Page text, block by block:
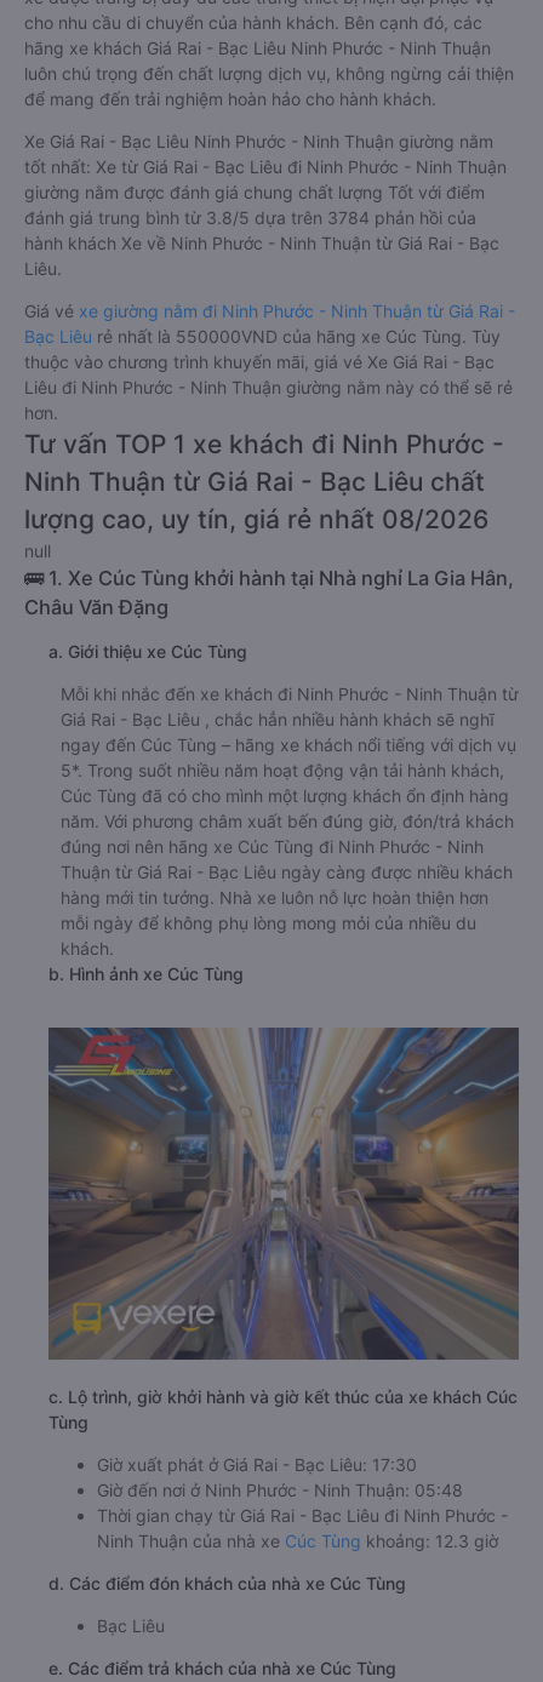
cho nhu cầu di chuyển của hành khách. Bên cạnh đó, các
hãng xe khách Giá Rai - Bạc Liêu Ninh Phước - Ninh Thuận
luôn chú trọng đến chất lượng dịch vụ, không ngừng cải thiện
để mang đến trải nghiệm hoàn hảo cho hành khách.
Xe Giá Rai - Bạc Liêu Ninh Phước - Ninh Thuận giường nằm
tốt nhất: Xe từ Giá Rai - Bạc Liêu đi Ninh Phước - Ninh Thuận
giường nằm được đánh giá chung chất lượng Tốt với điểm
đánh giá trung bình từ 3.8/5 dựa trên 3784 phản hồi của
hành khách Xe về Ninh Phước - Ninh Thuận từ Giá Rai - Bạc
Liêu.
Giá vé xe giường nằm đi Ninh Phước - Ninh Thuận từ Giá Rai -
Bạc Liêu rẻ nhất là 550000VND của hãng xe Cúc Tùng. Tùy
thuộc vào chương trình khuyến mãi, giá vé Xe Giá Rai - Bạc
Liêu đi Ninh Phước - Ninh Thuận giường nằm này có thể sẽ rẻ
hơn.
Tư vấn TOP 1 xe khách đi Ninh Phước -
Ninh Thuận từ Giá Rai - Bạc Liêu chất
lượng cao, uy tín, giá rẻ nhất 08/2026
null
🚌 1. Xe Cúc Tùng khởi hành tại Nhà nghỉ La Gia Hân,
Châu Văn Đặng
a. Giới thiệu xe Cúc Tùng
Mỗi khi nhắc đến xe khách đi Ninh Phước - Ninh Thuận từ
Giá Rai - Bạc Liêu , chắc hẳn nhiều hành khách sẽ nghĩ
ngay đến Cúc Tùng – hãng xe khách nổi tiếng với dịch vụ
5*. Trong suốt nhiều năm hoạt động vận tải hành khách,
Cúc Tùng đã có cho mình một lượng khách ổn định hàng
năm. Với phương châm xuất bến đúng giờ, đón/trả khách
đúng nơi nên hãng xe Cúc Tùng đi Ninh Phước - Ninh
Thuận từ Giá Rai - Bạc Liêu ngày càng được nhiều khách
hàng mới tin tưởng. Nhà xe luôn nỗ lực hoàn thiện hơn
mỗi ngày để không phụ lòng mong mỏi của nhiều du
khách.
b. Hình ảnh xe Cúc Tùng
c. Lộ trình, giờ khởi hành và giờ kết thúc của xe khách Cúc
Tùng
Giờ xuất phát ở Giá Rai - Bạc Liêu: 17:30
Giờ đến nơi ở Ninh Phước - Ninh Thuận: 05:48
Thời gian chạy từ Giá Rai - Bạc Liêu đi Ninh Phước -
Ninh Thuận của nhà xe Cúc Tùng khoảng: 12.3 giờ
d. Các điểm đón khách của nhà xe Cúc Tùng
Bạc Liêu
e. Các điểm trả khách của nhà xe Cúc Tùng